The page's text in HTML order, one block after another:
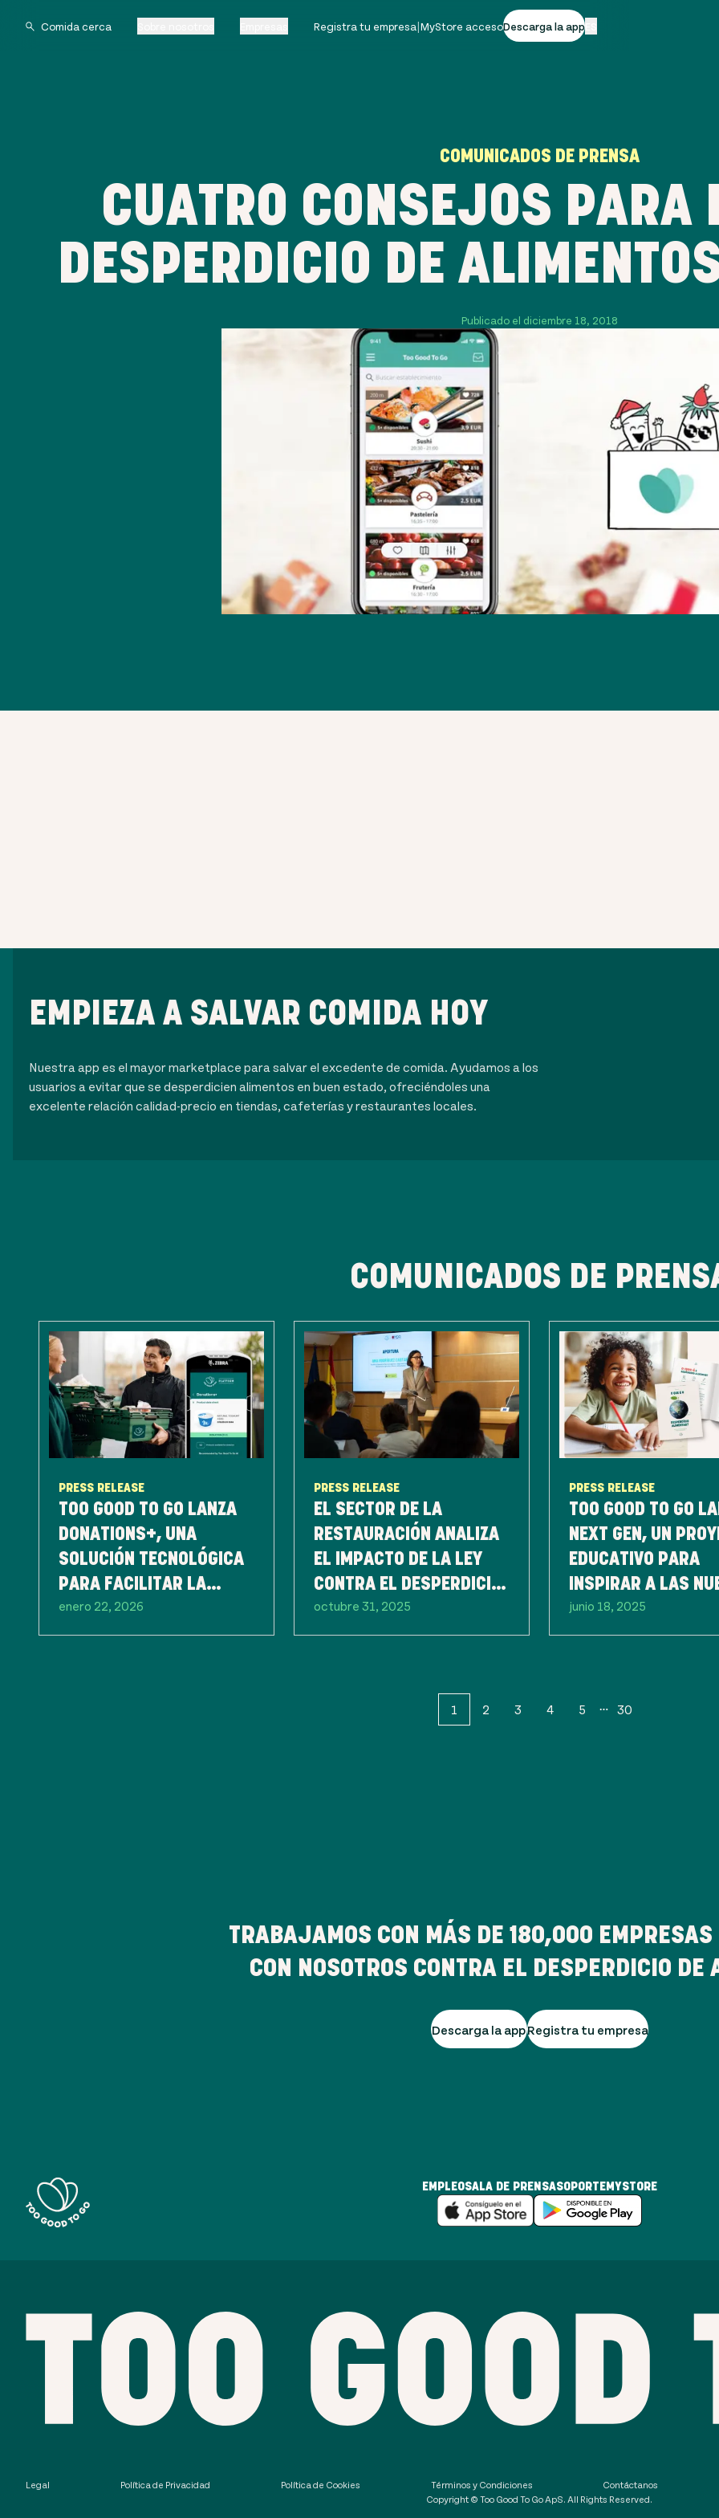
Registra tu empresa|MyStore accesoDescarga la app
COMUNICADOS DE PRENSA
CUATRO CONSEJOS PARA
DESPERDICIO DE
Publicado el diciembre 18, 2018
EMPIEZA A SALVAR COMIDA HOY
Nuestra app es el mayor marketplace para salvar el excedente de comida. Ayudamos a los
usuarios a evitar que se desperdicien alimentos en buen estado, ofreciéndoles una
excelente relación calidad-precio en tiendas, cafeterías y restaurantes locales.
COMUNICADOS DE
PRESS RELEASE
TOO GOOD TO GO LANZA
DONATIONS+, UNA
SOLUCIÓN TECNOLÓGICA
PARA FACILITAR LA
DONACIÓN DE COMIDA
ENTRE EL SECTOR RETAIL
enero 22, 2026
PRESS RELEASE
EL SECTOR DE LA
RESTAURACIÓN ANALIZA
EL IMPACTO DE LA LEY
CONTRA EL DESPERDICIO
ALIMENTARIO TRAS SUS
PRIMEROS 6 MESES
octubre 31, 2025
PRESS RELEASE
TOO GOOD TO GO
NEXT GEN, UN
EDUCATIVO PARA
INSPIRAR A LAS
GENERACIONES EN
LUCHA CONTRA EL
junio 18, 2025
1 2 3 4 5 30
TRABAJAMOS CON MÁS DE 180,000 EMPRESAS
CON NOSOTROS CONTRA EL DESPERDICIO DE
Descarga la appRegistra tu empresa
EMPLEOSALA DE PRENSASOPORTEMYSTORE
Legal Política de Privacidad Política de Cookies Términos y Condiciones
Contáctanos
Copyright © Too Good To Go ApS. All Rights Reserved.